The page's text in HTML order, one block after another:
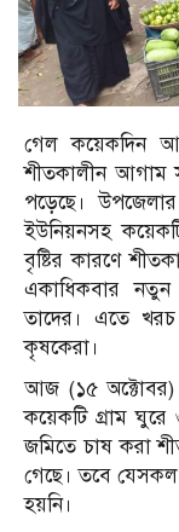
গেল কয়েকদিন
শীতকালীন আগাম
পড়েছে।
ইউনিয়নসহ
বৃষ্টির কারণে
একাধিকবার
তাদের। এতে
কৃষকেরা।
আজ (১৫ অক্টোবর)
কয়েকটি গ্রাম
জমিতে চাষ করা
গেছে। তবে
হয়নি।